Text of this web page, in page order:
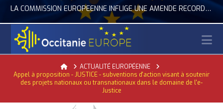
LA COMMISSION EUROPÉENNE INFLIGE UNE AMENDE RECORD À GOOGLE
ACTUALITÉ DE L'UNION EUROPÉENNE, ACTUALITÉ DE LA REPRÉSENTATION D’OCCITANIE EUROPE, NUMÉRIQUE- DIGITAL
HomeACTUALITÉ EUROPÉENNE
Appel à proposition - JUSTICE - subventions d'action visant à soutenir
des projets nationaux ou transnationaux dans le domaine de l'e-
Justice